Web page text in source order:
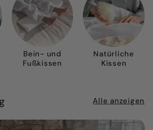
Bein- und
Fußkissen
Natürliche
Kissen
Alle anzeigen